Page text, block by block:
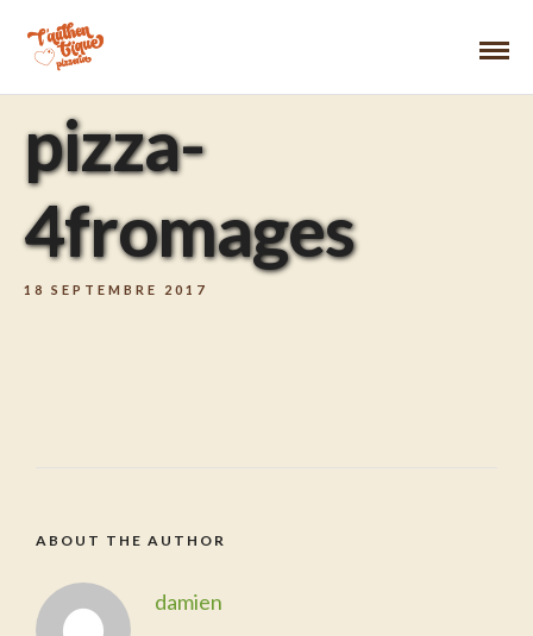
pizza-
4fromages
18 SEPTEMBRE 2017
ABOUT THE AUTHOR
damien